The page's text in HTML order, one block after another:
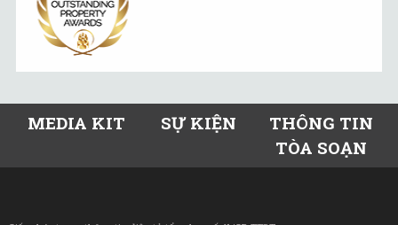
MEDIA KIT SỰ KIỆN
THÔNG TIN
TÒA SOẠN